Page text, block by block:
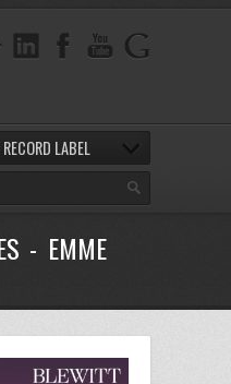
LABEL
- EMME